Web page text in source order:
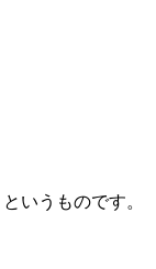
いうものです。